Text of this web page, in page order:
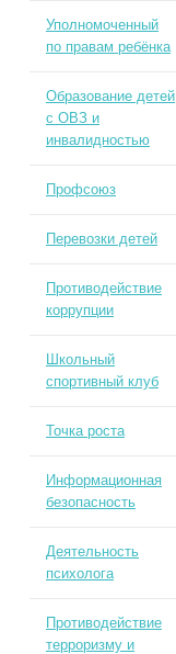
Уполномоченный
по правам ребёнка
Образование детей
с ОВЗ и
инвалидностью
Профсоюз
Перевозки детей
Противодействие
коррупции
Школьный
спортивный клуб
Точка роста
Информационная
безопасность
Деятельность
психолога
Противодействие
терроризму и